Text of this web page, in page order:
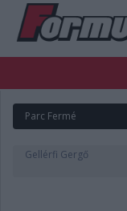
FORMULA
NEMZETKÖZI
Parc Fermé
Gellérfi Gergő